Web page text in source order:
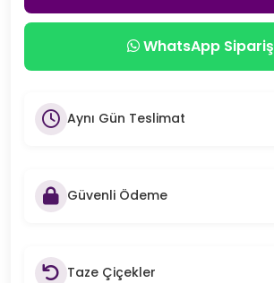
WhatsApp Sipariş
Aynı Gün Teslimat
Güvenli Ödeme
Taze Çiçekler